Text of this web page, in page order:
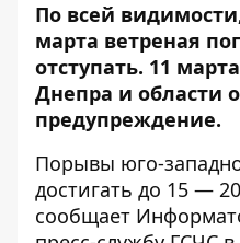
По всей
марта ветреная
отступать. 11
Днепра и области
предупреждение.
Порывы юго-
достигать до 15 —
сообщает